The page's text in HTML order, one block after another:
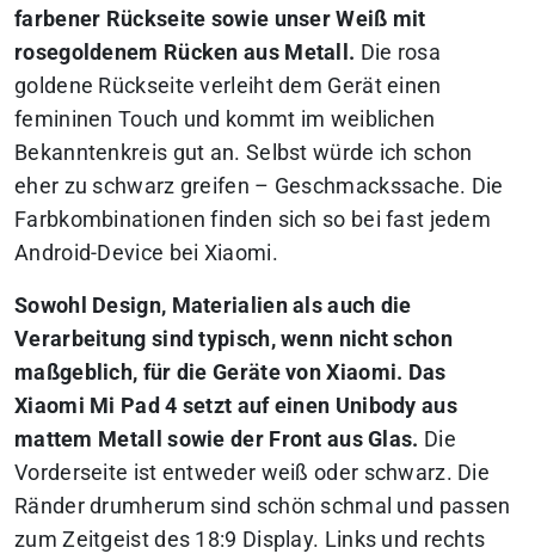
farbener Rückseite sowie unser Weiß mit
rosegoldenem Rücken aus Metall. Die rosa
goldene Rückseite verleiht dem Gerät einen
femininen Touch und kommt im weiblichen
Bekanntenkreis gut an. Selbst würde ich schon
eher zu schwarz greifen – Geschmackssache. Die
Farbkombinationen finden sich so bei fast jedem
Android-Device bei Xiaomi.
Sowohl Design, Materialien als auch die
Verarbeitung sind typisch, wenn nicht schon
maßgeblich, für die Geräte von Xiaomi. Das
Xiaomi Mi Pad 4 setzt auf einen Unibody aus
mattem Metall sowie der Front aus Glas. Die
Vorderseite ist entweder weiß oder schwarz. Die
Ränder drumherum sind schön schmal und passen
zum Zeitgeist des 18:9 Display. Links und rechts